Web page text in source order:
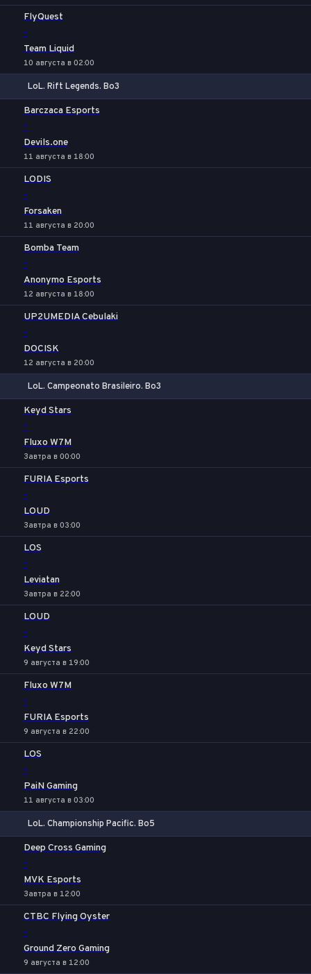
FlyQuest
-
Team Liquid
10 августа в 02:00
LoL. Rift Legends. Bo3
Barczaca Esports
-
Devils.one
11 августа в 18:00
LODIS
-
Forsaken
11 августа в 20:00
Bomba Team
-
Anonymo Esports
12 августа в 18:00
UP2UMEDIA Cebulaki
-
DOCISK
12 августа в 20:00
LoL. Campeonato Brasileiro. Bo3
Keyd Stars
-
Fluxo W7M
Завтра в 00:00
FURIA Esports
-
LOUD
Завтра в 03:00
LOS
-
Leviatan
Завтра в 22:00
LOUD
-
Keyd Stars
9 августа в 19:00
Fluxo W7M
-
FURIA Esports
9 августа в 22:00
LOS
-
PaiN Gaming
11 августа в 03:00
LoL. Championship Pacific. Bo5
Deep Cross Gaming
-
MVK Esports
Завтра в 12:00
CTBC Flying Oyster
-
Ground Zero Gaming
9 августа в 12:00